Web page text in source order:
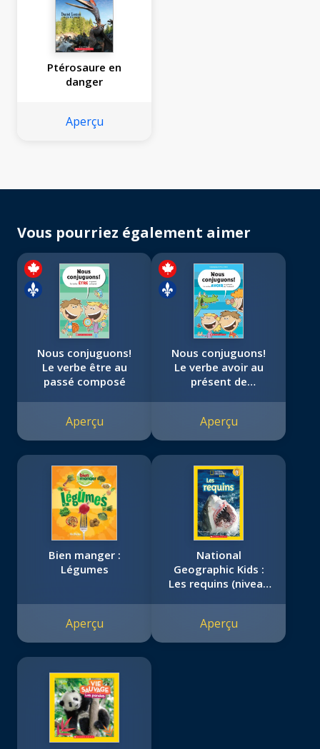
Ptérosaure en
danger
Aperçu
Vous pourriez également aimer
Nous conjuguons!
Le verbe être au
passé composé
Aperçu
Nous conjuguons!
Le verbe avoir au
présent de
Aperçu
Bien manger :
Légumes
Aperçu
National
Geographic Kids :
Les requins (niveau
Aperçu